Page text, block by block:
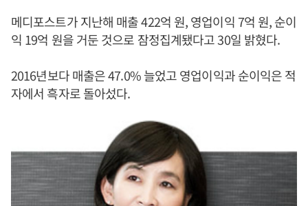
메디포스트가 지난해 매출 422억 원, 영업이익 7억 원, 순이
익 19억 원을 거둔 것으로 잠정집계됐다고 30일 밝혔다.
2016년보다 매출은 47.0% 늘었고 영업이익과 순이익은 적
자에서 흑자로 돌아섰다.